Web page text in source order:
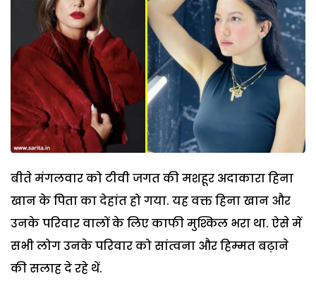
बीते मंगलवार को टीवी जगत की मशहूर अदाकारा हिना
खान के पिता का देहांत हो गया. यह वक्त हिना खान और
उनके परिवार वालों के लिए काफी मुश्किल भरा था. ऐसे में
सभी लोग उनके परिवार को सांत्वना और हिम्मत बढ़ाने
की सलाह दे रहे थें.